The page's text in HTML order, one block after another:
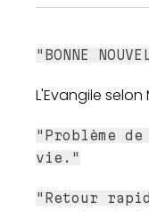
"BONNE
L'Evangile selon
"Problème
vie."
"Retour